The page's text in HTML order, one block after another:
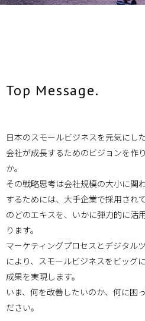
Top Message.
日本のスモールビジネスを元気にし
会社が成長するためのビジョンを作
か。
その戦略思考は会社規模の大小に関
するためには、大手企業で採用され
のどのエキスを、いかに弾力的に活
ります。
マーケティングプロセスとデジタル
により、スモールビジネスをビッグ
成果を実現します。
いま、何を改善したいのか、何に困
ださい。